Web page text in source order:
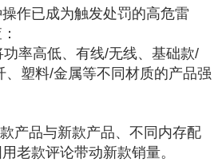
作已成为触发处罚的高危雷
功率高低、有线/无线、基础款/
、塑料/金属等不同材质的产品强
款产品与新款产品、不同内存配
老款评论带动新款销量。